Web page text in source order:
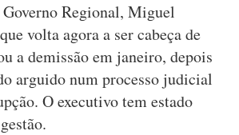
Regional, Miguel
volta agora a ser cabeça de
a demissão em janeiro, depois
arguido num processo judicial
O executivo tem estado